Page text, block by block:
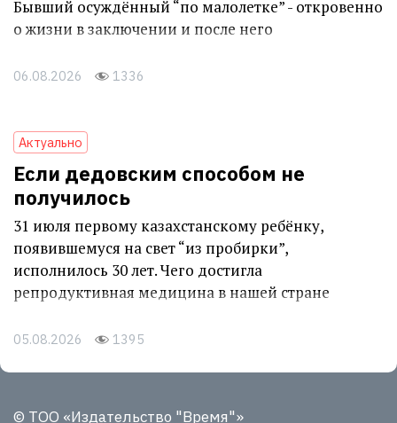
Бывший осуждённый “по малолетке” - откровенно
о жизни в заключении и после него
06.08.2026 1336
Актуально
Если дедовским способом не
получилось
31 июля первому казахстанскому ребёнку,
появившемуся на свет “из пробирки”,
исполнилось 30 лет. Чего достигла
репродуктивная медицина в нашей стране
05.08.2026 1395
© ТОО «Издательство "Время"»